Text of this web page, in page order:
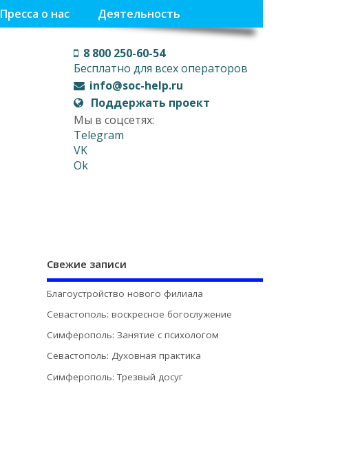
Пресса о нас Деятельность
8 800 250-60-54
Бесплатно для всех операторов
info@soc-help.ru
Поддержать проект
Мы в соцсетях:
Telegram
VK
Ok
Свежие записи
Благоустройство нового филиала
Севастополь: воскресное богослужение
Симферополь: Занятие с психологом
Севастополь: Духовная практика
Симферополь: Трезвый досуг